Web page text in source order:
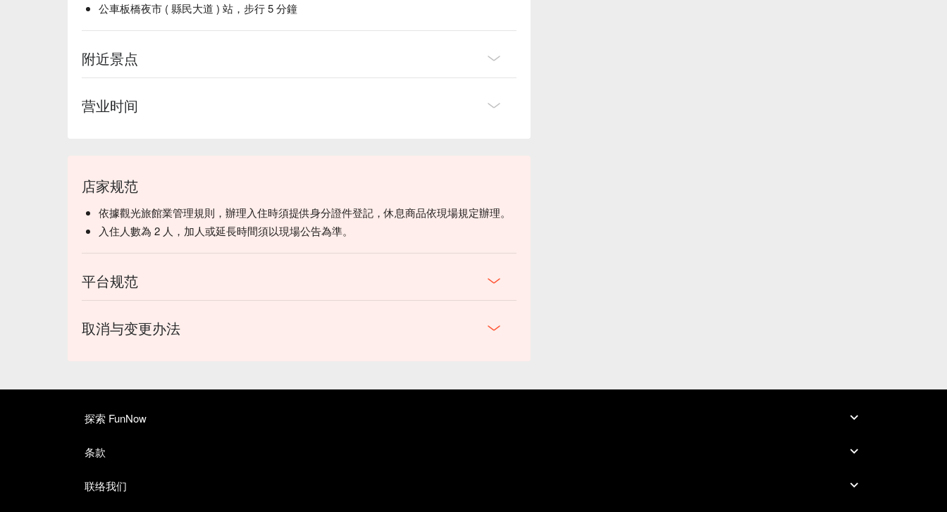
公車板橋夜市 ( 縣民大道 ) 站，步行 5 分鐘
附近景点
营业时间
店家规范
依據觀光旅館業管理規則，辦理入住時須提供身分證件登記，休息商品依現場規定辦理。
入住人數為 2 人，加人或延長時間須以現場公告為準。
平台规范
取消与变更办法
探索 FunNow
条款
联络我们